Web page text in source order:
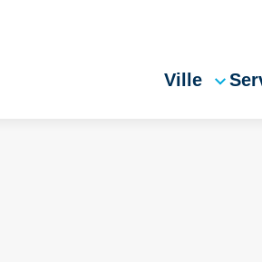
Ville